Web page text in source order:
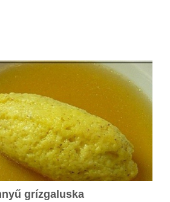
grízgaluska